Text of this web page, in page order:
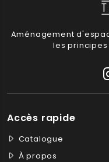
Aménagement
les
Accès rapide
Catalogue
À propos